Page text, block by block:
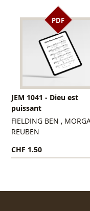
PDF
JEM 1041 - Dieu est
puissant
FIELDING BEN ,
REUBEN
CHF 1.50